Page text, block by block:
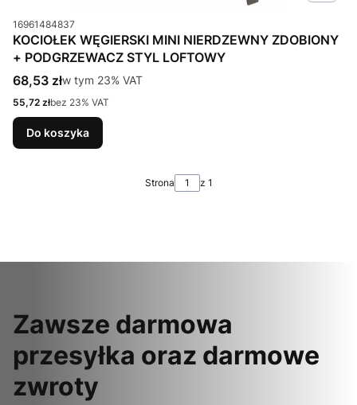
Kod produktu
16961484837
KOCIOŁEK WĘGIERSKI MINI NIERDZEWNY ZDOBIONY
+ PODGRZEWACZ STYL LOFTOWY
Cena brutto
68,53 złw tym %s VAT
w tym 23% VAT
Cena netto
55,72 złbez 23% VAT
Do koszyka
Strona z 1
Zawsze darmowa
przesyłka oraz darmowe
zwroty